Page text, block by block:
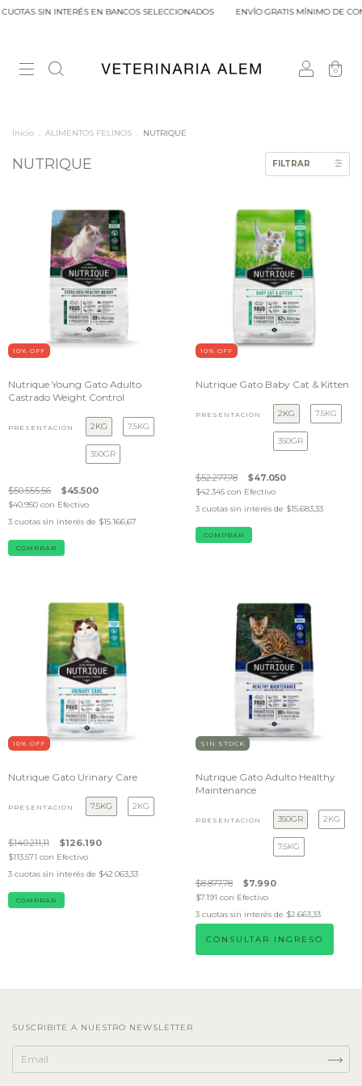
SIN INTERÉS EN BANCOS SELECCIONADOS ENVÍO GRATIS MÍNIMO DE
0
Inicio . ALIMENTOS FELINOS . NUTRIQUE
NUTRIQUE FILTRAR
10% OFF
Nutrique Young Gato Adulto
Castrado Weight Control
PRESENTACIÓN 2KG 7.5KG
350GR
$50.555,56 $45.500
$40.950 con Efectivo
3 cuotas sin interés de $15.166,67
COMPRAR
10% OFF
Nutrique Gato Baby Cat & Kitten
PRESENTACIÓN 2KG 7.5KG
350GR
$52.277,78 $47.050
$42.345 con Efectivo
3 cuotas sin interés de $15.683,33
COMPRAR
10% OFF
Nutrique Gato Urinary Care
PRESENTACIÓN 7.5KG 2KG
$140.211,11 $126.190
$113.571 con Efectivo
3 cuotas sin interés de $42.063,33
COMPRAR
SIN STOCK
Nutrique Gato Adulto Healthy
Maintenance
PRESENTACIÓN 350GR 2KG
7.5KG
$8.877,78 $7.990
$7.191 con Efectivo
3 cuotas sin interés de $2.663,33
CONSULTAR INGRESO
SUSCRIBITE A NUESTRO NEWSLETTER